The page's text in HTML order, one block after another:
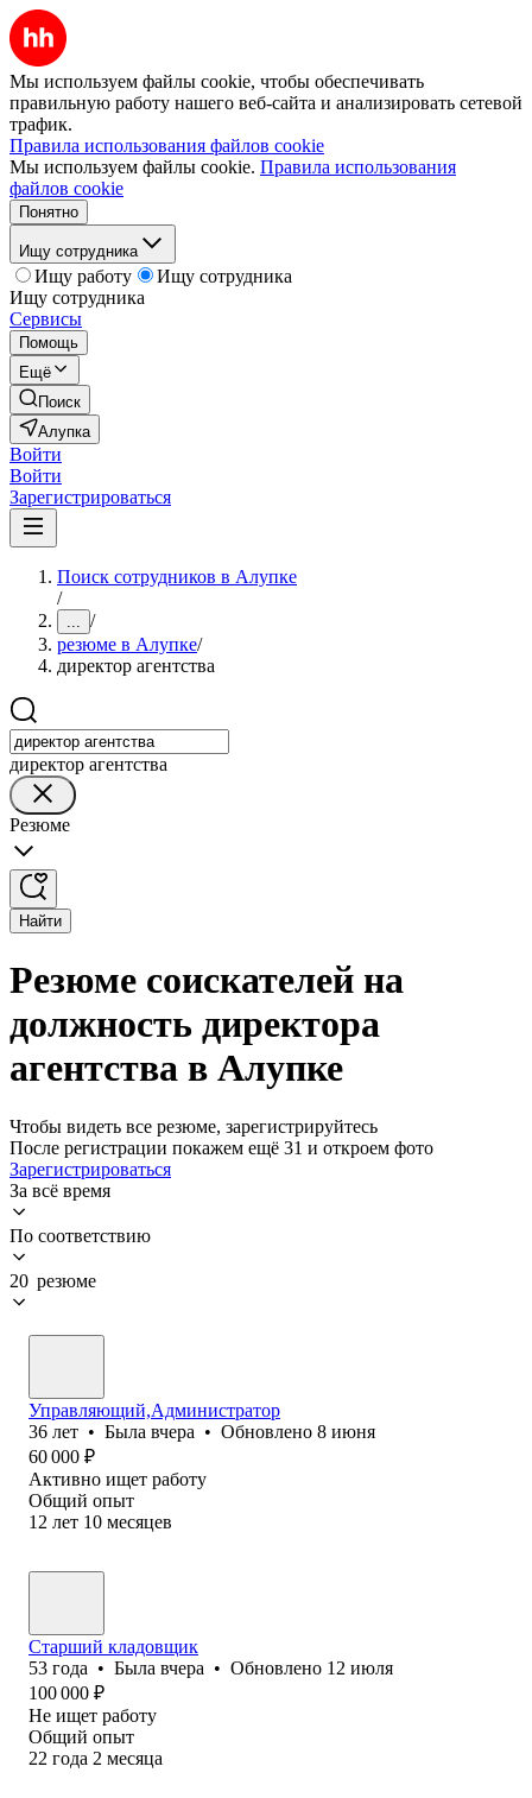
Мы используем файлы cookie, чтобы обеспечивать
правильную работу нашего веб-сайта и анализировать сетевой
трафик.
Правила использования файлов cookie
Мы используем файлы cookie. Правила использования
файлов cookie
Понятно
Ищу сотрудника
Ищу работу
Ищу сотрудника
Ищу сотрудника
Сервисы
Помощь
Ещё
Поиск
Алупка
Войти
Войти
Зарегистрироваться
Поиск сотрудников в Алупке
/
... /
резюме в Алупке/
директор агентства
директор агентства
Резюме
Найти
Резюме соискателей на
должность директора
агентства в Алупке
Чтобы видеть все резюме, зарегистрируйтесь
После регистрации покажем ещё 31 и откроем фото
Зарегистрироваться
За всё время
По соответствию
20 резюме
Управляющий,Администратор
36 лет • Была вчера • Обновлено 8 июня
60 000 ₽
Активно ищет работу
Общий опыт
12 лет 10 месяцев
Старший кладовщик
53 года • Была вчера • Обновлено 12 июля
100 000 ₽
Не ищет работу
Общий опыт
22 года 2 месяца